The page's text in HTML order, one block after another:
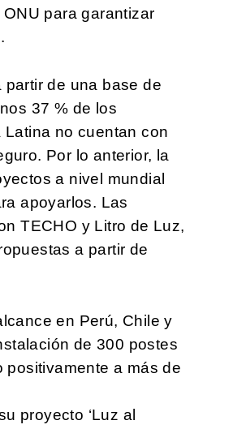
para garantizar
de una base de
37 % de los
no cuentan con
Por lo anterior, la
a nivel mundial
apoyarlos. Las
TECHO y Litro de Luz,
a partir de
en Perú, Chile y
de 300 postes
a más de
proyecto ‘Luz al